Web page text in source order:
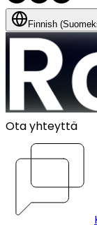
Finnish
Ota yhteyttä